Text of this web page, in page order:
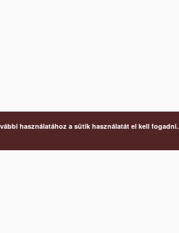
használatához a sütik használatát el kell fogadni.